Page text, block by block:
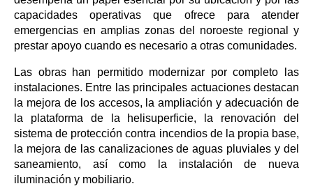
capacidades operativas que ofrece para atender
emergencias en amplias zonas del noroeste regional y
prestar apoyo cuando es necesario a otras comunidades.
Las obras han permitido modernizar por completo las
instalaciones. Entre las principales actuaciones destacan
la mejora de los accesos, la ampliación y adecuación de
la plataforma de la helisuperficie, la renovación del
sistema de protección contra incendios de la propia base,
la mejora de las canalizaciones de aguas pluviales y del
saneamiento, así como la instalación de nueva
iluminación y mobiliario.